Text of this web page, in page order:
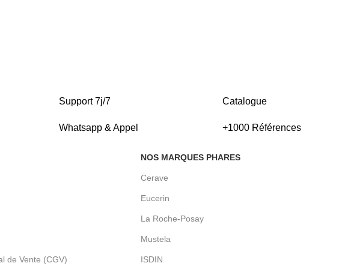
Support 7j/7
Whatsapp & Appel
Catalogue
+1000 Références
de Vente (CGV)
NOS MARQUES PHARES
Cerave
Eucerin
La Roche-Posay
Mustela
ISDIN